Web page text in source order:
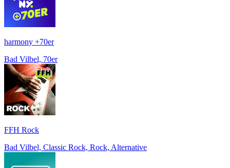
harmony +70er
Bad Vilbel, 70er
FFH Rock
Bad Vilbel, Classic Rock, Rock, Alternative